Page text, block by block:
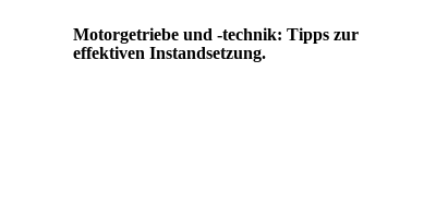
Motorgetriebe und -technik: Tipps zur
effektiven Instandsetzung.